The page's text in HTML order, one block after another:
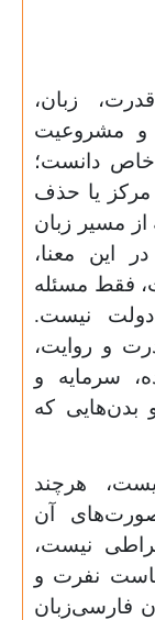
زبان،
و مشروعیت
خاص دانست؛
مرکز یا حذف
مسیر زبان
این معنا،
فقط مسئله
نیست.
و روایت،
سرمایه و
بدن‌هایی که
هرچند
آن
نیست،
نفرت و
فارسی‌زبان